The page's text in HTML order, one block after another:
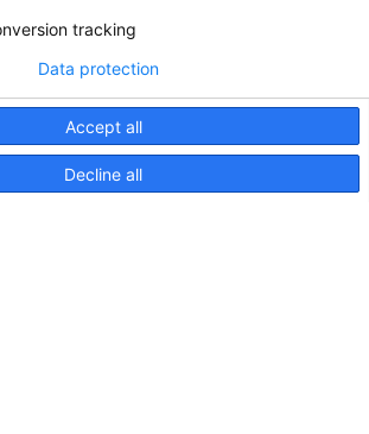
Aktualisierte Hella marine
31. März 2026
tracking
Accept all
Decline all
Data protection